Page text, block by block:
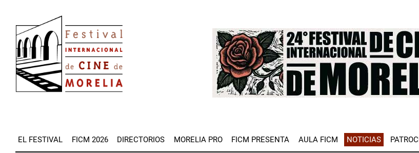
contenido
principal
Image
EL FESTIVAL FICM 2026 DIRECTORIOS MORELIA PRO FICM PRESENTA AULA FICM NOTICIAS